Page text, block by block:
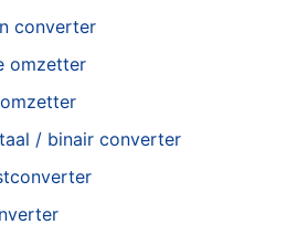
converter
omzetter
/ binair converter